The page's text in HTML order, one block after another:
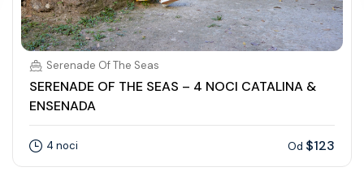
Serenade Of The Seas
SERENADE OF THE SEAS – 4 NOCI CATALINA &
ENSENADA
4 noci Od $123